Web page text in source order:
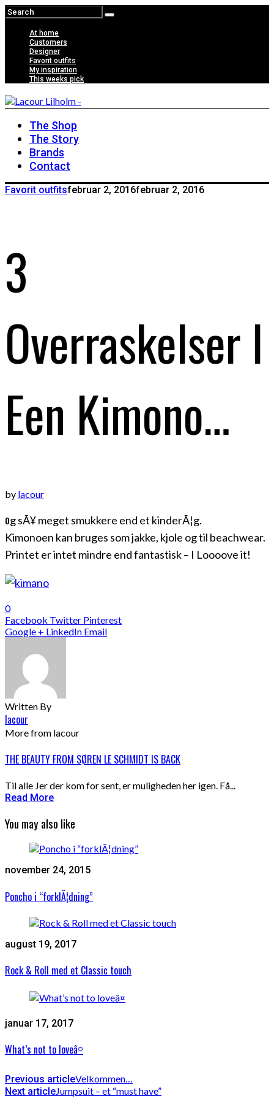
At home
Customers
Designer
Favorit outfits
My inspiration
This weeks pick
The Shop
The Story
Brands
Contact
Favorit outfitsfebruar 2, 2016februar 2, 2016
3
Overraskelser I
Een Kimono…
by lacour
og sÃ¥ meget smukkere end et kinderÃ¦g.
Kimonoen kan bruges som jakke, kjole og til beachwear.
Printet er intet mindre end fantastisk – I Loooove it!
0
Facebook Twitter Pinterest
Google + LinkedIn Email
Written By
lacour
More from lacour
THE BEAUTY FROM SØREN LE SCHMIDT IS BACK
Til alle Jer der kom for sent, er muligheden her igen. Få...
Read More
You may also like
november 24, 2015
Poncho i “forklÃ¦dning”
august 19, 2017
Rock & Roll med et Classic touch
januar 17, 2017
What’s not to loveâ¤
Previous articleVelkommen…
Next articleJumpsuit – et “must have”